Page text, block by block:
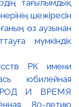
тағылымдық
шежіресін
өз аузынан
мүмкіндік